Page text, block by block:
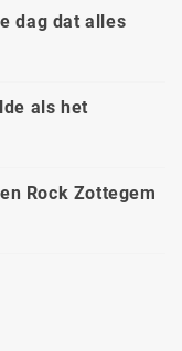
dag dat alles
als het
Rock Zottegem